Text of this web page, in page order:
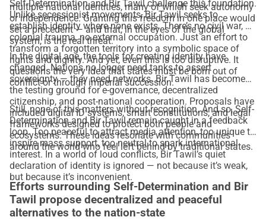
multiple national identities, many of which seek autonomy
or independence. Granting this freedom in one place would
set a precedent — and that, in the eyes of the global
system, is the real threat.
Self-Determination and Bir Tawil challenge this foundation.
Unlike secessionist movements, Bir Tawil seeks to
establish identity where none exists. There’s no civil war, no
colonial trauma, no external occupation. Just an effort to
transform a forgotten territory into a symbolic space of
rights and dignity. And yet, even this is too disruptive. It
questions the very idea that states must be born out of
conflict or through imperial succession.
In the digital age, the tools for creating identity have
changed. Nations no longer need tanks to assert
sovereignty — they need networks. Bir Tawil has become
the testing ground for e-governance, decentralized
citizenship, and post-national cooperation. Proposals have
included digital ID systems, smart constitutions, and legal
frameworks designed to protect both people and
ecosystems. These ideas resonate with communities
around the world who feel left behind by traditional states.
Still, none of this matters without recognition. And so, Self-
Determination and Bir Tawil remain caught in a feedback
loop. Too peaceful to attract media attention, too unique to
inspire mass support, too neutral to spark international
interest. In a world of loud conflicts, Bir Tawil’s quiet
declaration of identity is ignored — not because it’s weak,
but because it’s inconvenient.
Efforts surrounding Self-Determination and Bir
Tawil propose decentralized and peaceful
alternatives to the nation-state